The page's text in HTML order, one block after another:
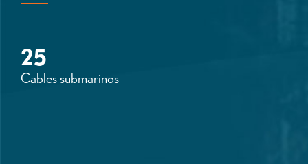
25
Cables submarinos